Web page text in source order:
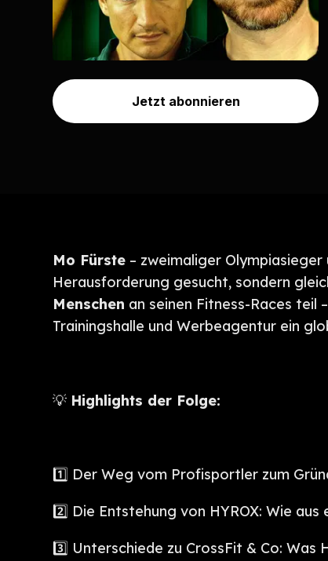
Jetzt abonnieren
Mo Fürste – zweimaliger
Herausforderung gesucht, sondern
Menschen an seinen Fitness-Races teil
Trainingshalle und Werbeagentur ein
💡 Highlights der Folge:
1️⃣ Der Weg vom Profisportler zum
2️⃣ Die Entstehung von HYROX: Wie
3️⃣ Unterschiede zu CrossFit & Co: